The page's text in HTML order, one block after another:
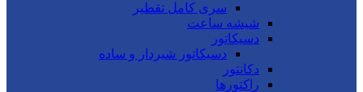
سری کامل تقطیر
شیشه ساعت
دسیکاتور
دسیکاتور شیردار و ساده
دکانتور
راکتورها